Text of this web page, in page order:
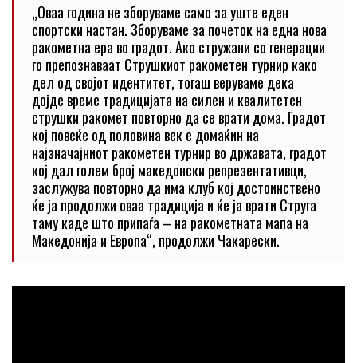
„Оваа година не зборуваме само за уште еден
спортски настан. Зборуваме за почеток на една нова
ракометна ера во градот. Ако стружани со генерации
го препознаваат Струшкиот ракометен турнир како
дел од својот идентитет, тогаш веруваме дека
дојде време традицијата на силен и квалитетен
струшки ракомет повторно да се врати дома. Градот
кој повеќе од половина век е домаќин на
најзначајниот ракометен турнир во државата, градот
кој дал голем број македонски репрезентативци,
заслужува повторно да има клуб кој достоинствено
ќе ја продолжи оваа традиција и ќе ја врати Струга
таму каде што припаѓа – на ракометната мапа на
Македонија и Европа“, продолжи Чакарески.